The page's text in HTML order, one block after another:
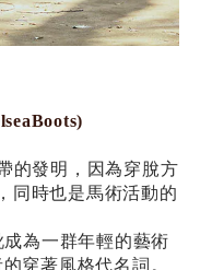
的發明，因為穿脫方
同時也是馬術活動的
為一群年輕的藝術
穿著風格代名詞。